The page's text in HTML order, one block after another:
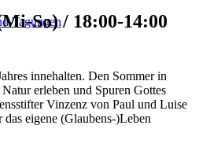
Tagungen
So) / 18:00-14:00
innehalten. Den Sommer in
erleben und Spuren Gottes
Vinzenz von Paul und Luise
eigene (Glaubens-)Leben